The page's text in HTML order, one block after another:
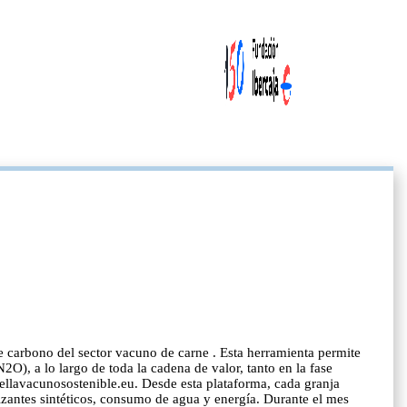
del sector vacuno de carne . Esta herramienta permite
a lo largo de toda la cadena de valor, tanto en la fase
Desde esta plataforma, cada granja
sintéticos, consumo de agua y energía. Durante el mes